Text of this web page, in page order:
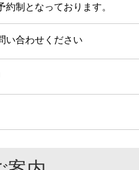
制となっております。
い合わせください